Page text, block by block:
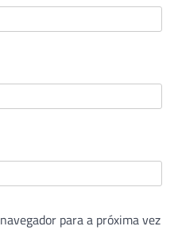
para a próxima vez